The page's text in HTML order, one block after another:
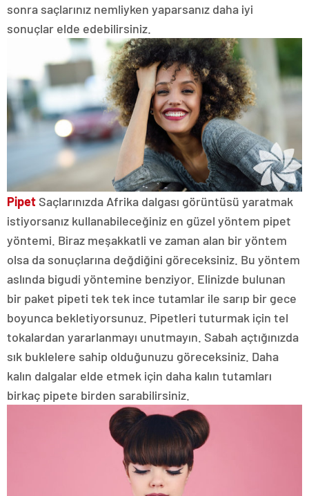
sonra saçlarınız nemliyken yaparsanız daha iyi
sonuçlar elde edebilirsiniz.
Pipet Saçlarınızda Afrika dalgası görüntüsü yaratmak
istiyorsanız kullanabileceğiniz en güzel yöntem pipet
yöntemi. Biraz meşakkatli ve zaman alan bir yöntem
olsa da sonuçlarına değdiğini göreceksiniz. Bu yöntem
aslında bigudi yöntemine benziyor. Elinizde bulunan
bir paket pipeti tek tek ince tutamlar ile sarıp bir gece
boyunca bekletiyorsunuz. Pipetleri tuturmak için tel
tokalardan yararlanmayı unutmayın. Sabah açtığınızda
sık buklelere sahip olduğunuzu göreceksiniz. Daha
kalın dalgalar elde etmek için daha kalın tutamları
birkaç pipete birden sarabilirsiniz.